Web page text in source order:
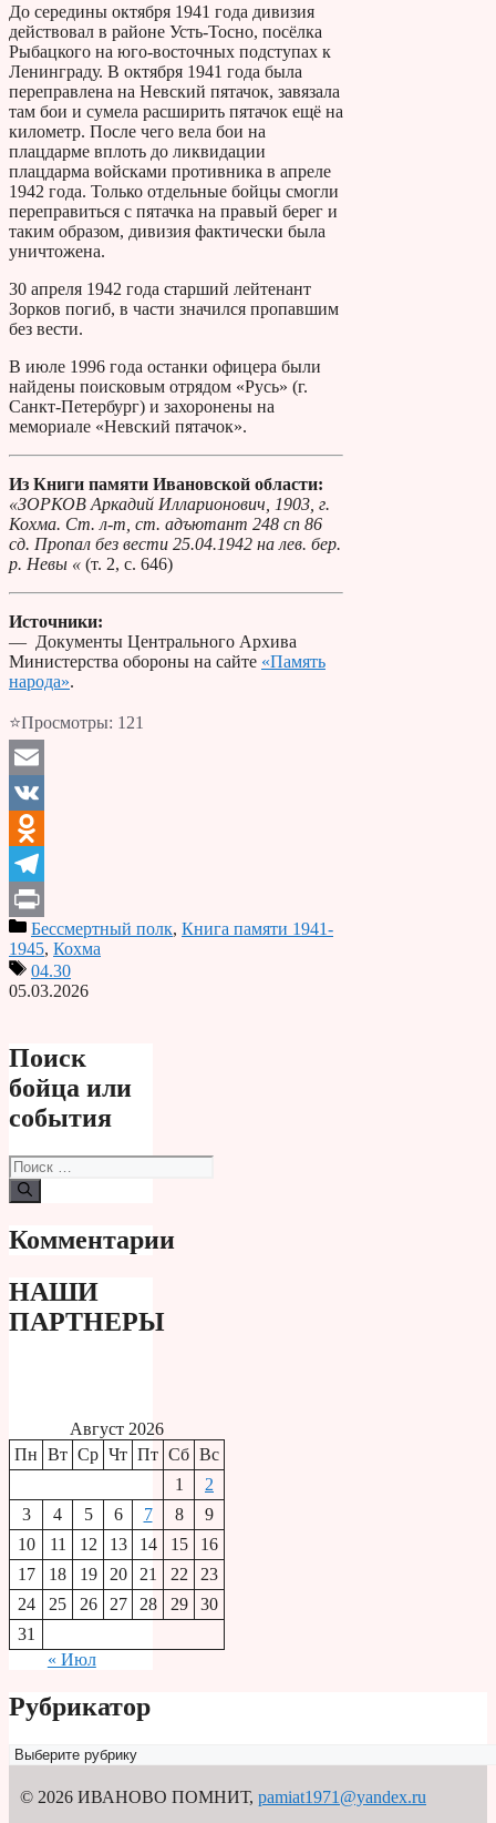
До середины октября 1941 года дивизия
действовал в районе Усть-Тосно, посёлка
Рыбацкого на юго-восточных подступах к
Ленинграду. В октября 1941 года была
переправлена на Невский пятачок, завязала
там бои и сумела расширить пятачок ещё на
километр. После чего вела бои на
плацдарме вплоть до ликвидации
плацдарма войсками противника в апреле
1942 года. Только отдельные бойцы смогли
переправиться с пятачка на правый берег и
таким образом, дивизия фактически была
уничтожена.
30 апреля 1942 года старший лейтенант
Зорков погиб, в части значился пропавшим
без вести.
В июле 1996 года останки офицера были
найдены поисковым отрядом «Русь» (г.
Санкт-Петербург) и захоронены на
мемориале «Невский пятачок».
Из Книги памяти Ивановской области:
«ЗОРКОВ Аркадий Илларионович, 1903, г.
Кохма. Ст. л-т, ст. адъютант 248 сп 86
сд. Пропал без вести 25.04.1942 на лев. бер.
р. Невы « (т. 2, с. 646)
Источники:
— Документы Центрального Архива
Министерства обороны на сайте «Память
народа».
⭐Просмотры: 121
Email
VK
Odnoklassniki
Telegram
PrintБессмертный полк, Книга памяти 1941-
1945, Кохма
04.30
05.03.2026
Поиск
бойца или
события
Поиск:
Комментарии
НАШИ
ПАРТНЕРЫ
Август 2026
Пн Вт Ср Чт Пт Сб Вс
1
2
3
4 5 6 7 8
9
10
11 12 13 14 15
16
17
18 19 20 21 22
23
24
25 26 27 28 29
30
31
« Июл
Рубрикатор
Рубрикатор
© 2026 ИВАНОВО ПОМНИТ, pamiat1971@yandex.ru